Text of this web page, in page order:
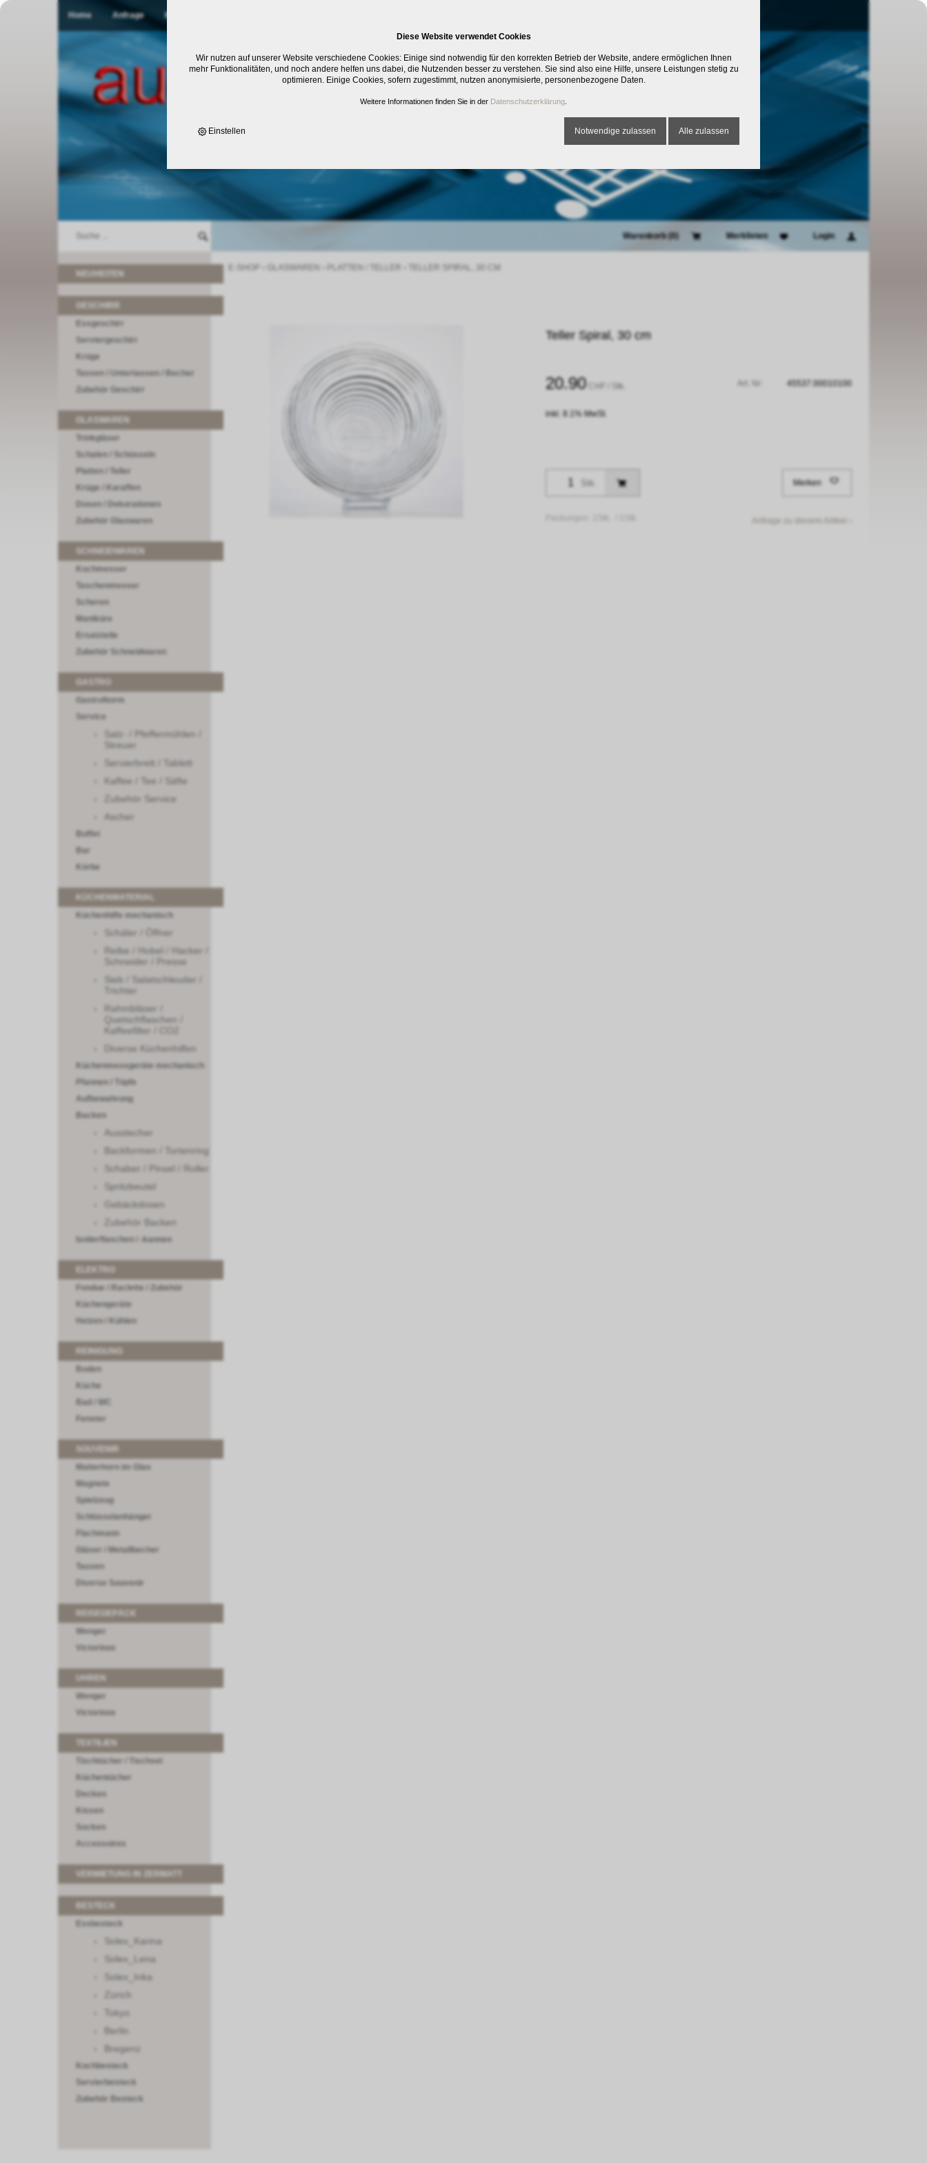
Home Anfrage Kontakt
Warenkorb (0 Merklisten Login
Essgeschirr
Serviergeschirr
Krüge
Tassen / Untertassen / Becher
Zubehör Geschirr
Trinkgläser
Schalen / Schüsseln
Platten / Teller
Krüge / Karaffen
Dosen / Dekorationen
Zubehör Glaswaren
Kochmesser
Taschenmesser
Scheren
Maniküre
Ersatzteile
Zubehör Schneidwaren
GastroNorm
Service
Salz- / Pfeffermühlen /
Streuer
Servierbrett / Tablett
Kaffee / Tee / Säfte
Zubehör Service
Ascher
Buffet
Bar
Körbe
KÜCHENMATERIAL
Küchenhilfe mechanisch
Schäler / Öffner
Reibe / Hobel / Hacker /
Schneider / Presse
Sieb / Salatschleuder /
Trichter
Rahmbläser /
Quetschflaschen /
Kaffeefilter / CO2
Diverse Küchenhilfen
Küchenmessgeräte mechanisch
Pfannen / Töpfe
Aufbewahrung
Backen
Ausstecher
Backformen / Tortenring
Schaber / Pinsel / Roller
Spritzbeutel
Gebäckdosen
Zubehör Backen
Isolierflaschen / -kannen
Fondue / Raclette / Zubehör
Küchengeräte
Heizen / Kühlen
REINIGUNG
Boden
Küche
Bad / WC
Fenster
Matterhorn im Glas
Magnete
Spielzeug
Schlüsselanhänger
Flachmann
Gläser / Metallbecher
Tassen
Diverse Souvenir
REISEGEPÄCK
Wenger
Victorinox
Wenger
Victorinox
Tischtücher / Tischset
Küchentücher
Decken
Kissen
Socken
Accessoires
VERMIETUNG IN ZERMATT
Essbesteck
Solex_Karina
Solex_Lena
Solex_Inka
Zürich
Tokyo
Berlin
Bregenz
Kochbesteck
Servierbesteck
Zubehör Besteck
Teller Spiral, 30 cm
20.90 / Stk.
inkl. 8.1% MwSt.
45537.00010100
Stk. Merken
Anfrage zu diesem Artikel ›
Diese Website verwendet Cookies
Wir nutzen auf unserer Website verschiedene Cookies: Einige sind notwendig für den korrekten Betrieb der Website, andere ermöglichen Ihnen
mehr Funktionalitäten, und noch andere helfen uns dabei, die Nutzenden besser zu verstehen. Sie sind also eine Hilfe, unsere Leistungen stetig zu
optimieren. Einige Cookies, sofern zugestimmt, nutzen anonymisierte, personenbezogene Daten.
Weitere Informationen finden Sie in der Datenschutzerklärung
Einstellen Notwendige zulassen Alle zulassen